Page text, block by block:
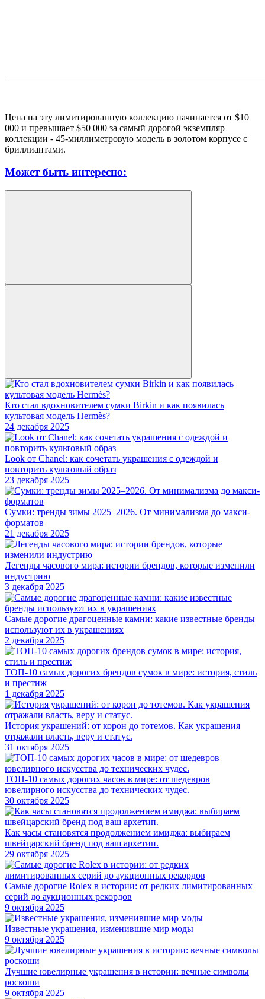
Цена на эту лимитированную коллекцию начинается от $10
000 и превышает $50 000 за самый дорогой экземпляр
коллекции - 45-миллиметровую модель в золотом корпусе с
бриллиантами.
Может быть интересно:
Кто стал вдохновителем сумки Birkin и как появилась
культовая модель Hermès?
24 декабря 2025
Look от Chanel: как сочетать украшения с одеждой и
повторить культовый образ
23 декабря 2025
Сумки: тренды зимы 2025–2026. От минимализма до макси-
форматов
21 декабря 2025
Легенды часового мира: истории брендов, которые изменили
индустрию
3 декабря 2025
Самые дорогие драгоценные камни: какие известные бренды
используют их в украшениях
2 декабря 2025
ТОП-10 самых дорогих брендов сумок в мире: история, стиль
и престиж
1 декабря 2025
История украшений: от корон до тотемов. Как украшения
отражали власть, веру и статус.
31 октября 2025
ТОП-10 самых дорогих часов в мире: от шедевров
ювелирного искусства до технических чудес.
30 октября 2025
Как часы становятся продолжением имиджа: выбираем
швейцарский бренд под ваш архетип.
29 октября 2025
Самые дорогие Rolex в истории: от редких лимитированных
серий до аукционных рекордов
9 октября 2025
Известные украшения, изменившие мир моды
9 октября 2025
Лучшие ювелирные украшения в истории: вечные символы
роскоши
9 октября 2025